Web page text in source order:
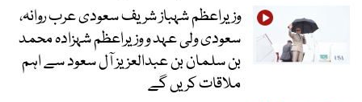
وزیراعظم شہباز شریف سعودی عرب روانہ،
سعودی ولی عہد و وزیراعظم شہزادہ محمد
بن سلمان بن عبدالعزیز آل سعود سے اہم
ملاقات کریں گے